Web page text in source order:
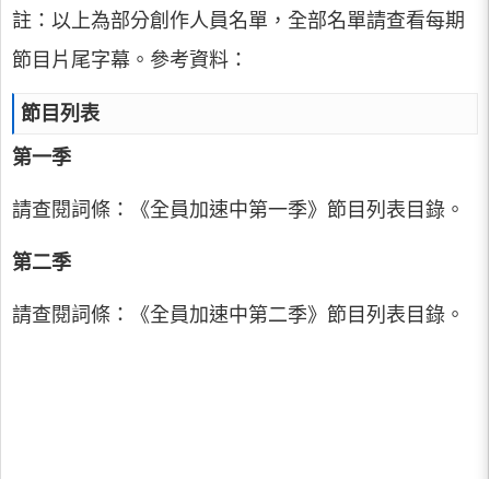
註：以上為部分創作人員名單，全部名單請查看每期
節目片尾字幕。參考資料：
節目列表
第一季
請查閱詞條：《全員加速中第一季》節目列表目錄。
第二季
請查閱詞條：《全員加速中第二季》節目列表目錄。